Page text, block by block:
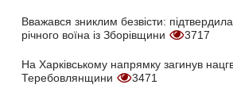
Вважався зниклим безвісти:
річного воїна із Зборівщини
3717
На Харківському напрямку загинув
Теребовлянщини
3471